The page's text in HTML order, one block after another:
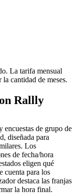
La tarifa mensual
cantidad de meses.
Rallly
encuestas de grupo de
diseñada para
Los
de fecha/hora
eligen qué
cuenta para los
destaca las franjas
la hora final.